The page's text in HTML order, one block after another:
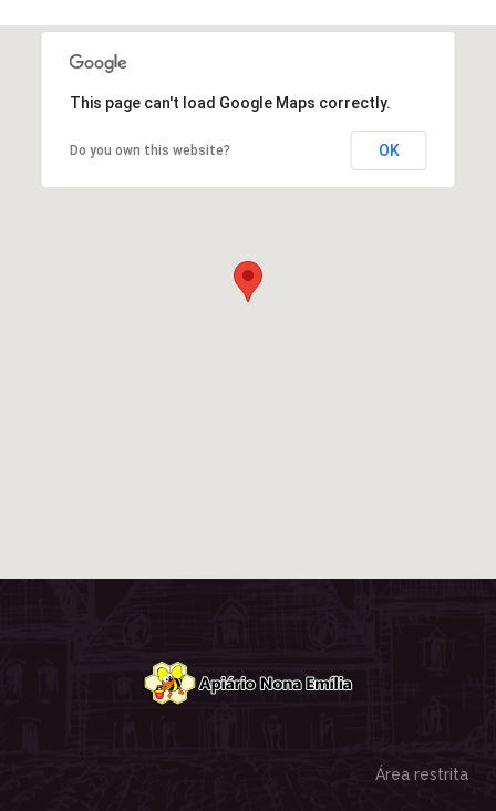
This page can't load Google Maps correctly.
Do you own this website? OK
Área restrita